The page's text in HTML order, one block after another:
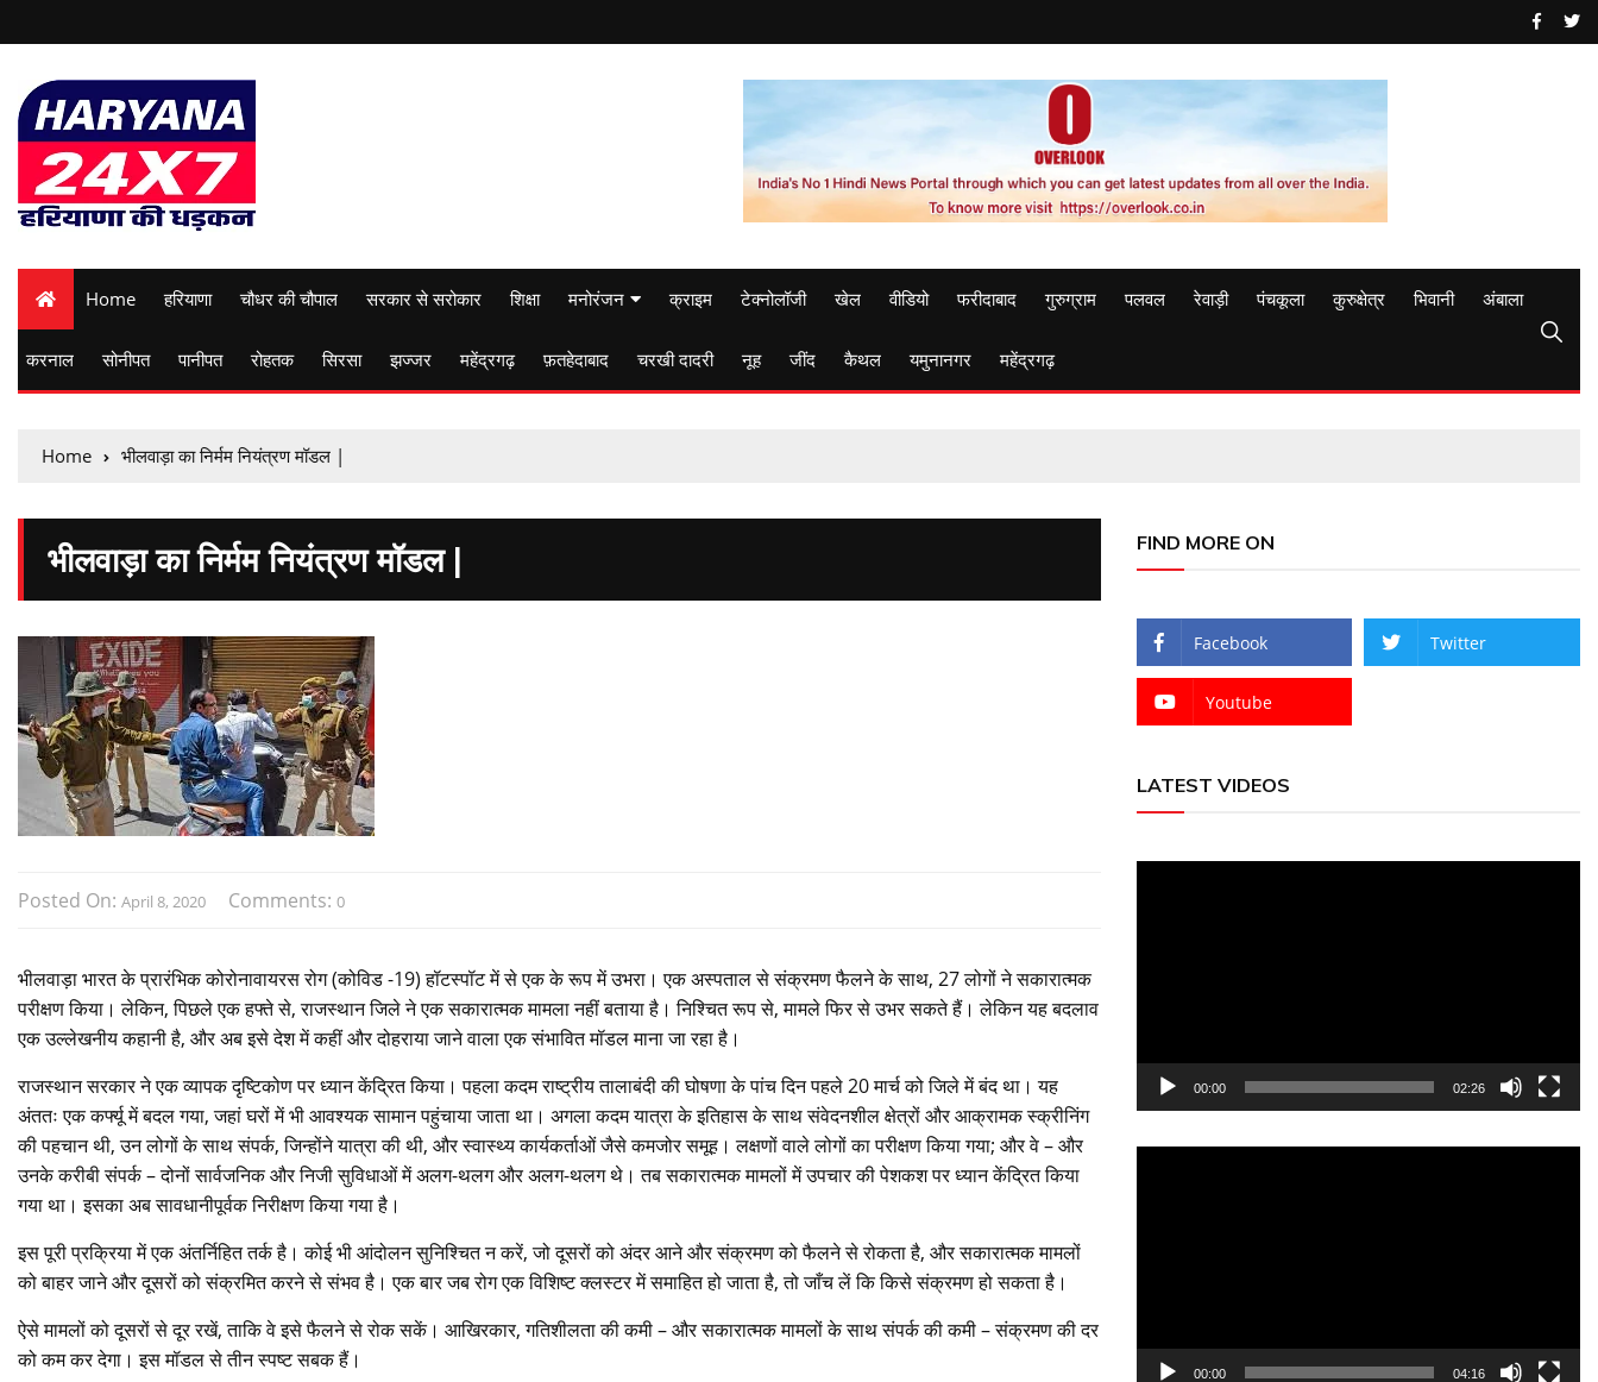
Home हरियाणा चौधर की चौपाल सरकार से सरोकार शिक्षा मनोरंजन क्राइम टेक्नोलॉजी खेल वीडियो फरीदाबाद गुरुग्राम पलवल रेवाड़ी पंचकूला कुरुक्षेत्र भिवानी अंबाला
करनाल सोनीपत पानीपत रोहतक सिरसा झज्जर महेंद्रगढ़ फ़तहेदाबाद चरखी दादरी नूह जींद कैथल यमुनानगर महेंद्रगढ़
Home भीलवाड़ा का निर्मम नियंत्रण मॉडल |
भीलवाड़ा का निर्मम नियंत्रण मॉडल |
Posted On: April 8, 2020 Comments: 0
भीलवाड़ा भारत के प्रारंभिक कोरोनावायरस रोग (कोविड -19) हॉटस्पॉट में से एक के रूप में उभरा। एक अस्पताल से संक्रमण फैलने के साथ, 27 लोगों ने सकारात्मक
परीक्षण किया। लेकिन, पिछले एक हफ्ते से, राजस्थान जिले ने एक सकारात्मक मामला नहीं बताया है। निश्चित रूप से, मामले फिर से उभर सकते हैं। लेकिन यह बदलाव
एक उल्लेखनीय कहानी है, और अब इसे देश में कहीं और दोहराया जाने वाला एक संभावित मॉडल माना जा रहा है।
राजस्थान सरकार ने एक व्यापक दृष्टिकोण पर ध्यान केंद्रित किया। पहला कदम राष्ट्रीय तालाबंदी की घोषणा के पांच दिन पहले 20 मार्च को जिले में बंद था। यह
अंततः एक कर्फ्यू में बदल गया, जहां घरों में भी आवश्यक सामान पहुंचाया जाता था। अगला कदम यात्रा के इतिहास के साथ संवेदनशील क्षेत्रों और आक्रामक स्क्रीनिंग
की पहचान थी, उन लोगों के साथ संपर्क, जिन्होंने यात्रा की थी, और स्वास्थ्य कार्यकर्ताओं जैसे कमजोर समूह। लक्षणों वाले लोगों का परीक्षण किया गया; और वे – और
उनके करीबी संपर्क – दोनों सार्वजनिक और निजी सुविधाओं में अलग-थलग और अलग-थलग थे। तब सकारात्मक मामलों में उपचार की पेशकश पर ध्यान केंद्रित किया
गया था। इसका अब सावधानीपूर्वक निरीक्षण किया गया है।
इस पूरी प्रक्रिया में एक अंतर्निहित तर्क है। कोई भी आंदोलन सुनिश्चित न करें, जो दूसरों को अंदर आने और संक्रमण को फैलने से रोकता है, और सकारात्मक मामलों
को बाहर जाने और दूसरों को संक्रमित करने से संभव है। एक बार जब रोग एक विशिष्ट क्लस्टर में समाहित हो जाता है, तो जाँच लें कि किसे संक्रमण हो सकता है।
ऐसे मामलों को दूसरों से दूर रखें, ताकि वे इसे फैलने से रोक सकें। आखिरकार, गतिशीलता की कमी – और सकारात्मक मामलों के साथ संपर्क की कमी – संक्रमण की दर
को कम कर देगा। इस मॉडल से तीन स्पष्ट सबक हैं।
FIND MORE ON
Facebook Twitter
Youtube
LATEST VIDEOS
00:00 02:26
00:00 04:16